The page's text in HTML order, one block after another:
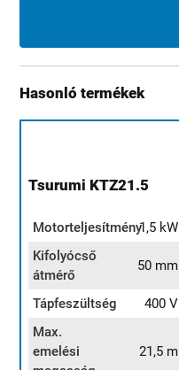
Hasonló termékek
Tsurumi KTZ21.5
Motorteljesítmény1,5 kW
Kifolyócső
átmérő
50 mm
Tápfeszültség
400 V
Max.
emelési
21,5 m